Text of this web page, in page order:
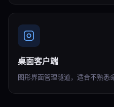
桌面客户端
图形界面管理隧道，适合不熟悉